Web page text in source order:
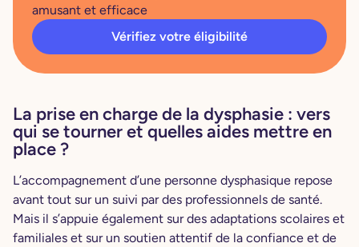
amusant et efficace
Vérifiez votre éligibilité
La prise en charge de la dysphasie : vers
qui se tourner et quelles aides mettre en
place ?
L’accompagnement d’une personne dysphasique repose
avant tout sur un suivi par des professionnels de santé.
Mais il s’appuie également sur des adaptations scolaires et
familiales et sur un soutien attentif de la confiance et de